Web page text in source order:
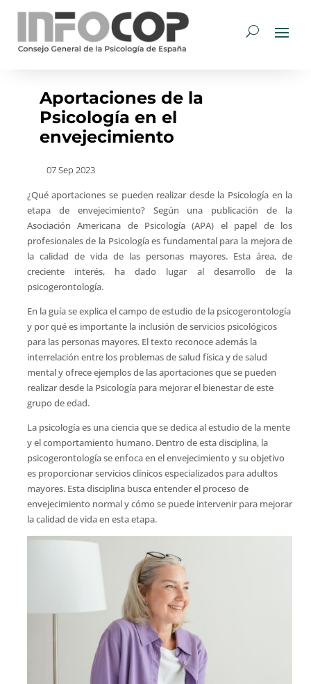
Aportaciones de la
Psicología en el
envejecimiento
07 Sep 2023
¿Qué aportaciones se pueden realizar desde la Psicología en la
etapa de envejecimiento? Según una publicación de la
Asociación Americana de Psicología (APA) el papel de los
profesionales de la Psicología es fundamental para la mejora de
la calidad de vida de las personas mayores. Esta área, de
creciente interés, ha dado lugar al desarrollo de la
psicogerontología.
En la guía se explica el campo de estudio de la psicogerontología
y por qué es importante la inclusión de servicios psicológicos
para las personas mayores. El texto reconoce además la
interrelación entre los problemas de salud física y de salud
mental y ofrece ejemplos de las aportaciones que se pueden
realizar desde la Psicología para mejorar el bienestar de este
grupo de edad.
La psicología es una ciencia que se dedica al estudio de la mente
y el comportamiento humano. Dentro de esta disciplina, la
psicogerontología se enfoca en el envejecimiento y su objetivo
es proporcionar servicios clínicos especializados para adultos
mayores. Esta disciplina busca entender el proceso de
envejecimiento normal y cómo se puede intervenir para mejorar
la calidad de vida en esta etapa.